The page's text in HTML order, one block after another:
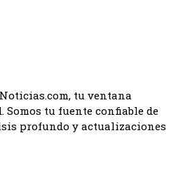
tu ventana
tu fuente confiable de
profundo y actualizaciones